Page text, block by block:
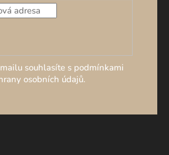
souhlasíte s podmínkami
osobních údajů.